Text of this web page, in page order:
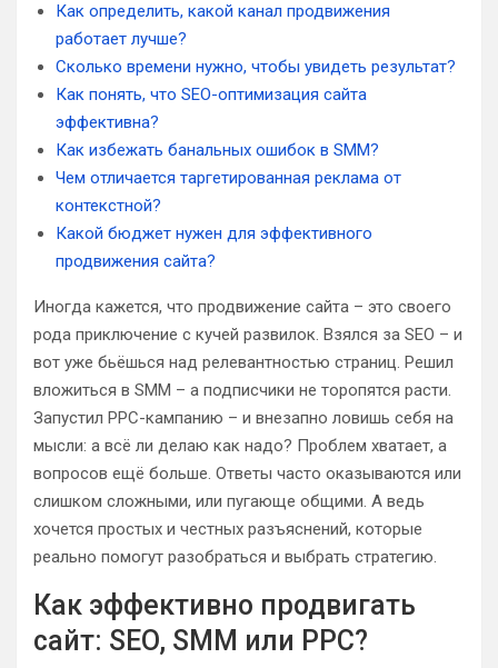
Как определить, какой канал продвижения
работает лучше?
Сколько времени нужно, чтобы увидеть результат?
Как понять, что SEO-оптимизация сайта
эффективна?
Как избежать банальных ошибок в SMM?
Чем отличается таргетированная реклама от
контекстной?
Какой бюджет нужен для эффективного
продвижения сайта?
Иногда кажется, что продвижение сайта – это своего
рода приключение с кучей развилок. Взялся за SEO – и
вот уже бьёшься над релевантностью страниц. Решил
вложиться в SMM – а подписчики не торопятся расти.
Запустил PPC-кампанию – и внезапно ловишь себя на
мысли: а всё ли делаю как надо? Проблем хватает, а
вопросов ещё больше. Ответы часто оказываются или
слишком сложными, или пугающе общими. А ведь
хочется простых и честных разъяснений, которые
реально помогут разобраться и выбрать стратегию.
Как эффективно продвигать
сайт: SEO, SMM или PPC?